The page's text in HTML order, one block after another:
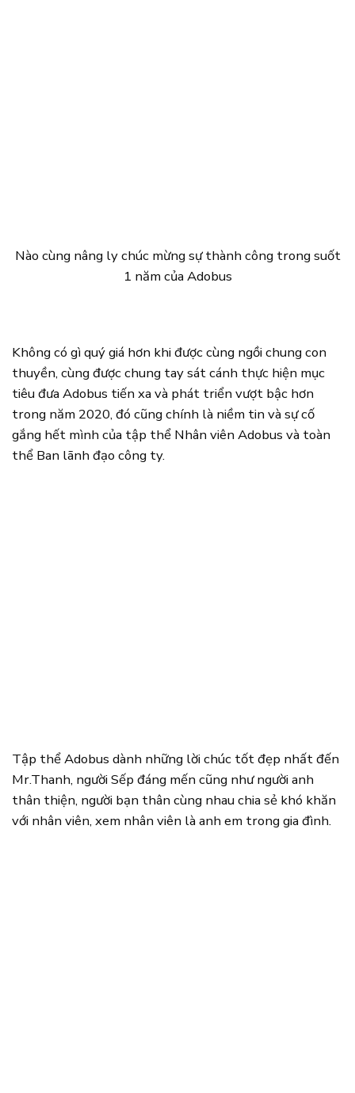
Nào cùng nâng ly chúc mừng sự thành công trong suốt
1 năm của Adobus
Không có gì quý giá hơn khi được cùng ngồi chung con
thuyền, cùng được chung tay sát cánh thực hiện mục
tiêu đưa Adobus tiến xa và phát triển vượt bậc hơn
trong năm 2020, đó cũng chính là niềm tin và sự cố
gắng hết mình của tập thể Nhân viên Adobus và toàn
thể Ban lãnh đạo công ty.
Tập thể Adobus dành những lời chúc tốt đẹp nhất đến
Mr.Thanh, người Sếp đáng mến cũng như người anh
thân thiện, người bạn thân cùng nhau chia sẻ khó khăn
với nhân viên, xem nhân viên là anh em trong gia đình.